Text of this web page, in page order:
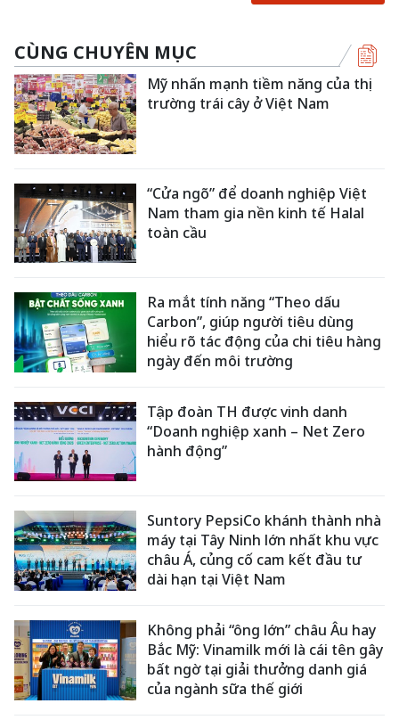
CÙNG CHUYÊN MỤC
Mỹ nhấn mạnh tiềm năng của thị
trường trái cây ở Việt Nam
“Cửa ngõ” để doanh nghiệp Việt
Nam tham gia nền kinh tế Halal
toàn cầu
Ra mắt tính năng “Theo dấu
Carbon”, giúp người tiêu dùng
hiểu rõ tác động của chi tiêu hàng
ngày đến môi trường
Tập đoàn TH được vinh danh
“Doanh nghiệp xanh – Net Zero
hành động”
Suntory PepsiCo khánh thành nhà
máy tại Tây Ninh lớn nhất khu vực
châu Á, củng cố cam kết đầu tư
dài hạn tại Việt Nam
Không phải “ông lớn” châu Âu hay
Bắc Mỹ: Vinamilk mới là cái tên gây
bất ngờ tại giải thưởng danh giá
của ngành sữa thế giới